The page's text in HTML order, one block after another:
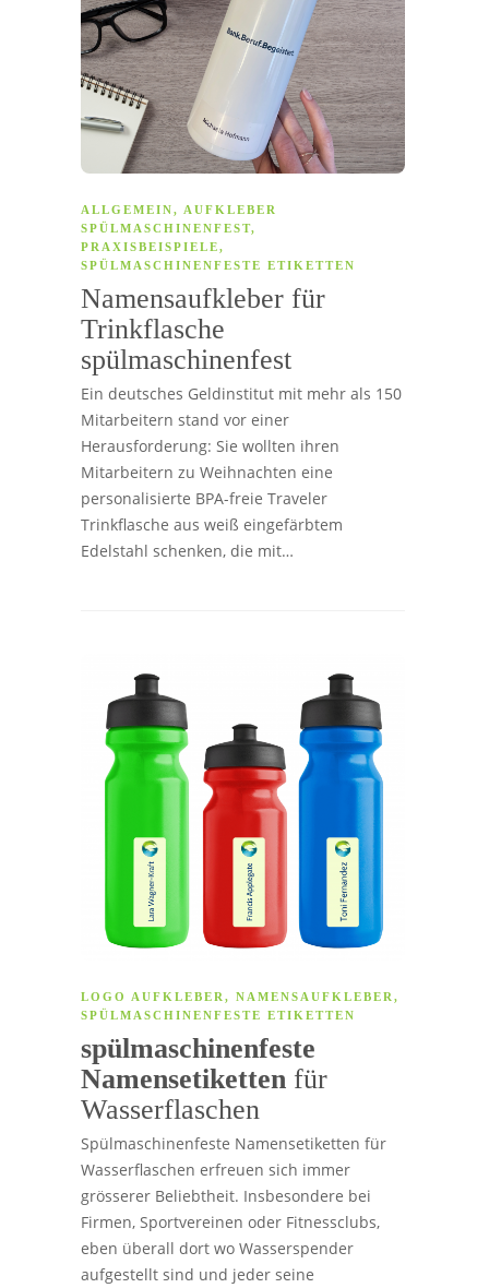
ALLGEMEIN, AUFKLEBER
SPÜLMASCHINENFEST,
PRAXISBEISPIELE,
SPÜLMASCHINENFESTE ETIKETTEN
Namensaufkleber für
Trinkflasche
spülmaschinenfest
Ein deutsches Geldinstitut mit mehr als 150
Mitarbeitern stand vor einer
Herausforderung: Sie wollten ihren
Mitarbeitern zu Weihnachten eine
personalisierte BPA-freie Traveler
Trinkflasche aus weiß eingefärbtem
Edelstahl schenken, die mit…
LOGO AUFKLEBER , NAMENSAUFKLEBER ,
SPÜLMASCHINENFESTE ETIKETTEN
spülmaschinenfeste
Namensetiketten für
Wasserflaschen
Spülmaschinenfeste Namensetiketten für
Wasserflaschen erfreuen sich immer
grösserer Beliebtheit. Insbesondere bei
Firmen, Sportvereinen oder Fitnessclubs,
eben überall dort wo Wasserspender
aufgestellt sind und jeder seine